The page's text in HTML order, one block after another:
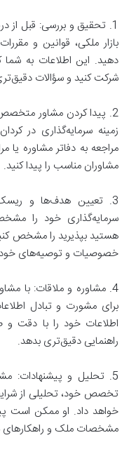
1. تحقیق و بررسی: قبل از
بازار ملکی، قوانین و
دهید. این اطلاعات به
شرکت کنید و سؤالات
2. پیدا کردن مشاور
زمینه سرمایه‌گذاری در
مراجعه به دفاتر مشاوره یا
مشاوران مناسب را پیدا کنید.
3. تعیین هدف‌ها و
سرمایه‌گذاری خود را
هستید بپذیرید را مشخص
خصوصیات و توصیه‌های خود
4. مشاوره و ملاقات: با
برای مشورت و تبادل
اطلاعات خود را با دقت و
راهنمایی دقیق‌تری بدهد.
5. تحلیل و پیشنهادات:
تخصص خود، تحلیلی از
خواهد داد. او ممکن است
مشخصات ملک و راهکارهای